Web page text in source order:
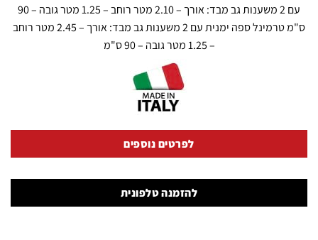
עם 2 משענות גב מבד: אורך – 2.10 מטר רוחב – 1.25 מטר גובה – 90
ס"מ טרמינל ספה ימנית עם 2 משענות גב מבד: אורך – 2.45 מטר רוחב
– 1.25 מטר גובה – 90 ס"מ
לפרטים נוספים
להזמנה טלפונית